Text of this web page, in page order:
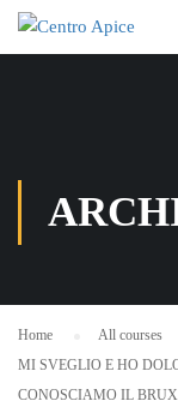
Home All courses
MI SVEGLIO E HO
CONOSCIAMO IL